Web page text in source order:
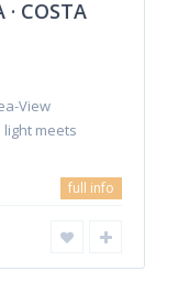
COSTA
View
light meets
full info